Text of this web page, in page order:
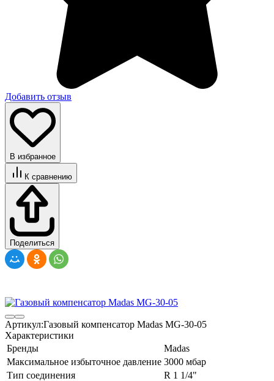
Добавить отзыв
В избранное
К сравнению
Поделиться
Артикул:Газовый компенсатор Madas MG-30-05
Характеристики
Бренды
Madas
Максимальное избыточное давление 3000 мбар
Тип соединения
R 1 1/4"